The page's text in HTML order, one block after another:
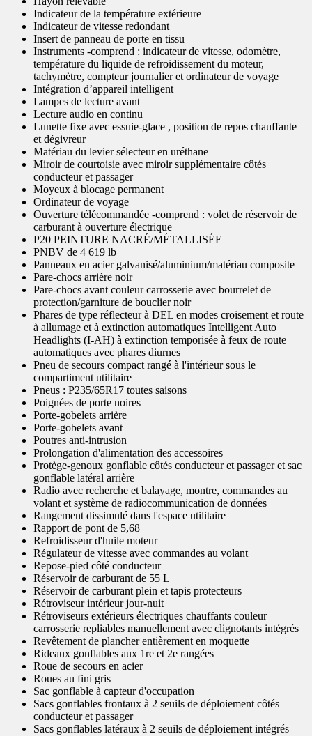
Indicateur de la température extérieure
Indicateur de vitesse redondant
Insert de panneau de porte en tissu
Instruments -comprend : indicateur de vitesse, odomètre,
température du liquide de refroidissement du moteur,
tachymètre, compteur journalier et ordinateur de voyage
Intégration d’appareil intelligent
Lampes de lecture avant
Lecture audio en continu
Lunette fixe avec essuie-glace , position de repos chauffante
et dégivreur
Matériau du levier sélecteur en uréthane
Miroir de courtoisie avec miroir supplémentaire côtés
conducteur et passager
Moyeux à blocage permanent
Ordinateur de voyage
Ouverture télécommandée -comprend : volet de réservoir de
carburant à ouverture électrique
P20 PEINTURE NACRÉ/MÉTALLISÉE
PNBV de 4 619 lb
Panneaux en acier galvanisé/aluminium/matériau composite
Pare-chocs arrière noir
Pare-chocs avant couleur carrosserie avec bourrelet de
protection/garniture de bouclier noir
Phares de type réflecteur à DEL en modes croisement et route
à allumage et à extinction automatiques Intelligent Auto
Headlights (I-AH) à extinction temporisée à feux de route
automatiques avec phares diurnes
Pneu de secours compact rangé à l'intérieur sous le
compartiment utilitaire
Pneus : P235/65R17 toutes saisons
Poignées de porte noires
Porte-gobelets arrière
Porte-gobelets avant
Poutres anti-intrusion
Prolongation d'alimentation des accessoires
Protège-genoux gonflable côtés conducteur et passager et sac
gonflable latéral arrière
Radio avec recherche et balayage, montre, commandes au
volant et système de radiocommunication de données
Rangement dissimulé dans l'espace utilitaire
Rapport de pont de 5,68
Refroidisseur d'huile moteur
Régulateur de vitesse avec commandes au volant
Repose-pied côté conducteur
Réservoir de carburant de 55 L
Réservoir de carburant plein et tapis protecteurs
Rétroviseur intérieur jour-nuit
Rétroviseurs extérieurs électriques chauffants couleur
carrosserie repliables manuellement avec clignotants intégrés
Revêtement de plancher entièrement en moquette
Rideaux gonflables aux 1re et 2e rangées
Roue de secours en acier
Roues au fini gris
Sac gonflable à capteur d'occupation
Sacs gonflables frontaux à 2 seuils de déploiement côtés
conducteur et passager
Sacs gonflables latéraux à 2 seuils de déploiement intégrés